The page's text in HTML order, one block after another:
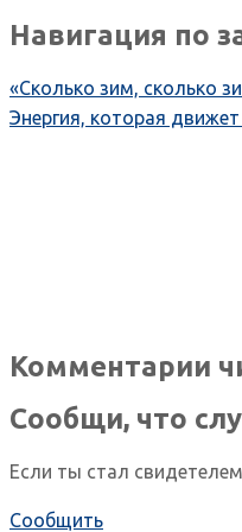
Навигация по
«Сколько зим, сколько
Энергия, которая
Комментарии
Сообщи, что
Если ты стал
Сообщить